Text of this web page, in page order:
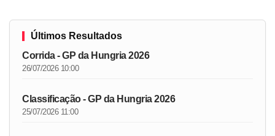
Últimos Resultados
Corrida - GP da Hungria 2026
26/07/2026 10:00
Classificação - GP da Hungria 2026
25/07/2026 11:00